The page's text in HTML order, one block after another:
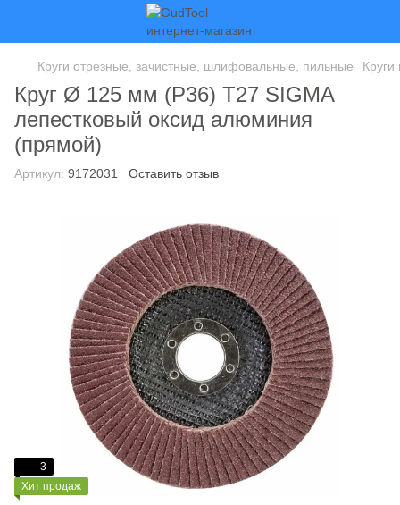
Круги отрезные, зачистные, шлифовальные, пильные
Круг Ø 125 мм (P36) Т27 SIGMA
лепестковый оксид алюминия
(прямой)
Артикул: 9172031 Оставить отзыв
3
Хит продаж